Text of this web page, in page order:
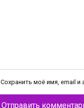
Сохранить моё имя, email